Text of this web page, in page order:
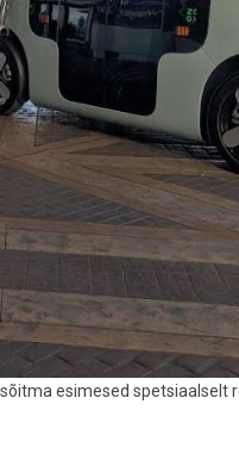
esimesed